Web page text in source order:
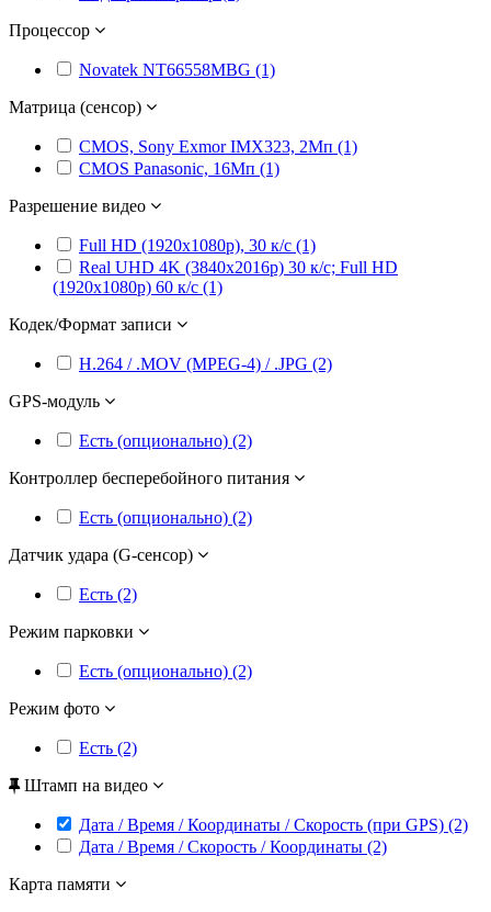
Процессор
Novatek NT66558MBG (1)
Матрица (сенсор)
CMOS, Sony Exmor IMX323, 2Мп (1)
CMOS Panasonic, 16Мп (1)
Разрешение видео
Full HD (1920x1080p), 30 к/с (1)
Real UHD 4K (3840x2016p) 30 к/с; Full HD
(1920x1080p) 60 к/с (1)
Кодек/Формат записи
H.264 / .MOV (MPEG-4) / .JPG (2)
GPS-модуль
Есть (опционально) (2)
Контроллер бесперебойного питания
Есть (опционально) (2)
Датчик удара (G-сенсор)
Есть (2)
Режим парковки
Есть (опционально) (2)
Режим фото
Есть (2)
Штамп на видео
Дата / Время / Координаты / Скорость (при GPS) (2)
Дата / Время / Скорость / Координаты (2)
Карта памяти